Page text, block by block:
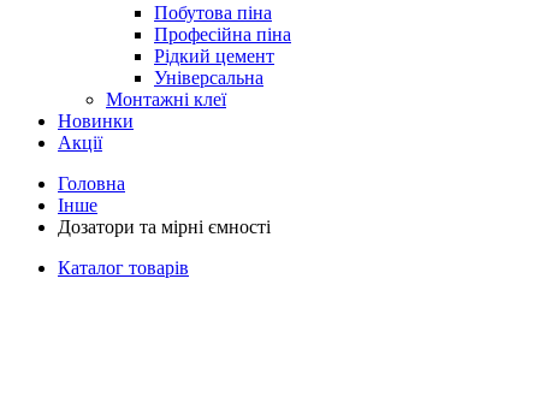
Побутова піна
Професійна піна
Рідкий цемент
Універсальна
Монтажні клеї
Новинки
Акції
Головна
Інше
Дозатори та мірні ємності
Каталог товарів